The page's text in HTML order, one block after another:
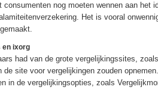
consumenten nog moeten wennen aan het
Het is vooral
en ixorg
had van de grote vergelijkingssites,
de site voor vergelijkingen zouden
in de vergelijkingsopties, zoals